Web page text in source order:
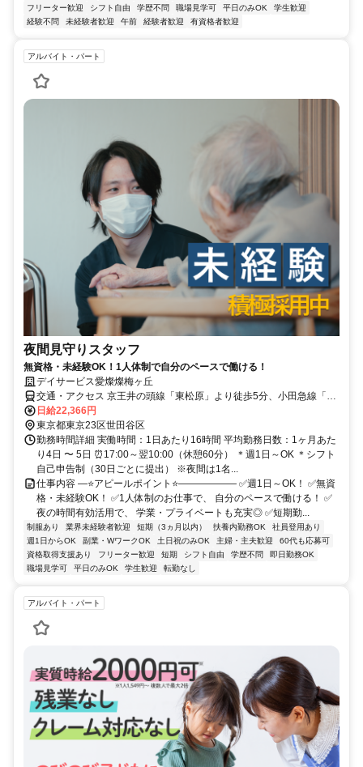
フリーター歓迎
シフト自由 学歴不問 職場見学可 平日のみOK
学生歓迎
経験不問
未経験者歓迎 午前 経験者歓迎 有資格者歓迎
アルバイト・パート
夜間見守りスタッフ
無資格・未経験OK！1人体制で自分のペースで働ける！
デイサービス愛燦燦梅ヶ丘
交通・アクセス 京王井の頭線「東松原」より徒歩5分、小田急線「梅
ヶ丘」北口より徒歩6分
日給22,366円
東京都東京23区世田谷区
勤務時間詳細 実働時間：1日あたり16時間 平均勤務日数：1ヶ月あた
り4日 〜 5日 ⏰17:00～翌10:00（休憩60分） ＊週1日～OK ＊シフト
自己申告制（30日ごとに提出） ※夜間は1名...
仕事内容 ―⭐アピールポイント⭐―――――― ✅週1日～OK！ ✅無資
格・未経験OK！ ✅1人体制のお仕事で、 自分のペースで働ける！ ✅
夜の時間有効活用で、 学業・プライベートも充実◎ ✅短期勤...
制服あり 業界未経験者歓迎 短期（3ヵ月以内） 扶養内勤務OK
社員登用あり
週1日からOK
副業・WワークOK 土日祝のみOK 主婦・主夫歓迎
60代も応募可
資格取得支援あり
フリーター歓迎 短期 シフト自由 学歴不問
即日勤務OK
職場見学可
平日のみOK 学生歓迎 転勤なし
アルバイト・パート